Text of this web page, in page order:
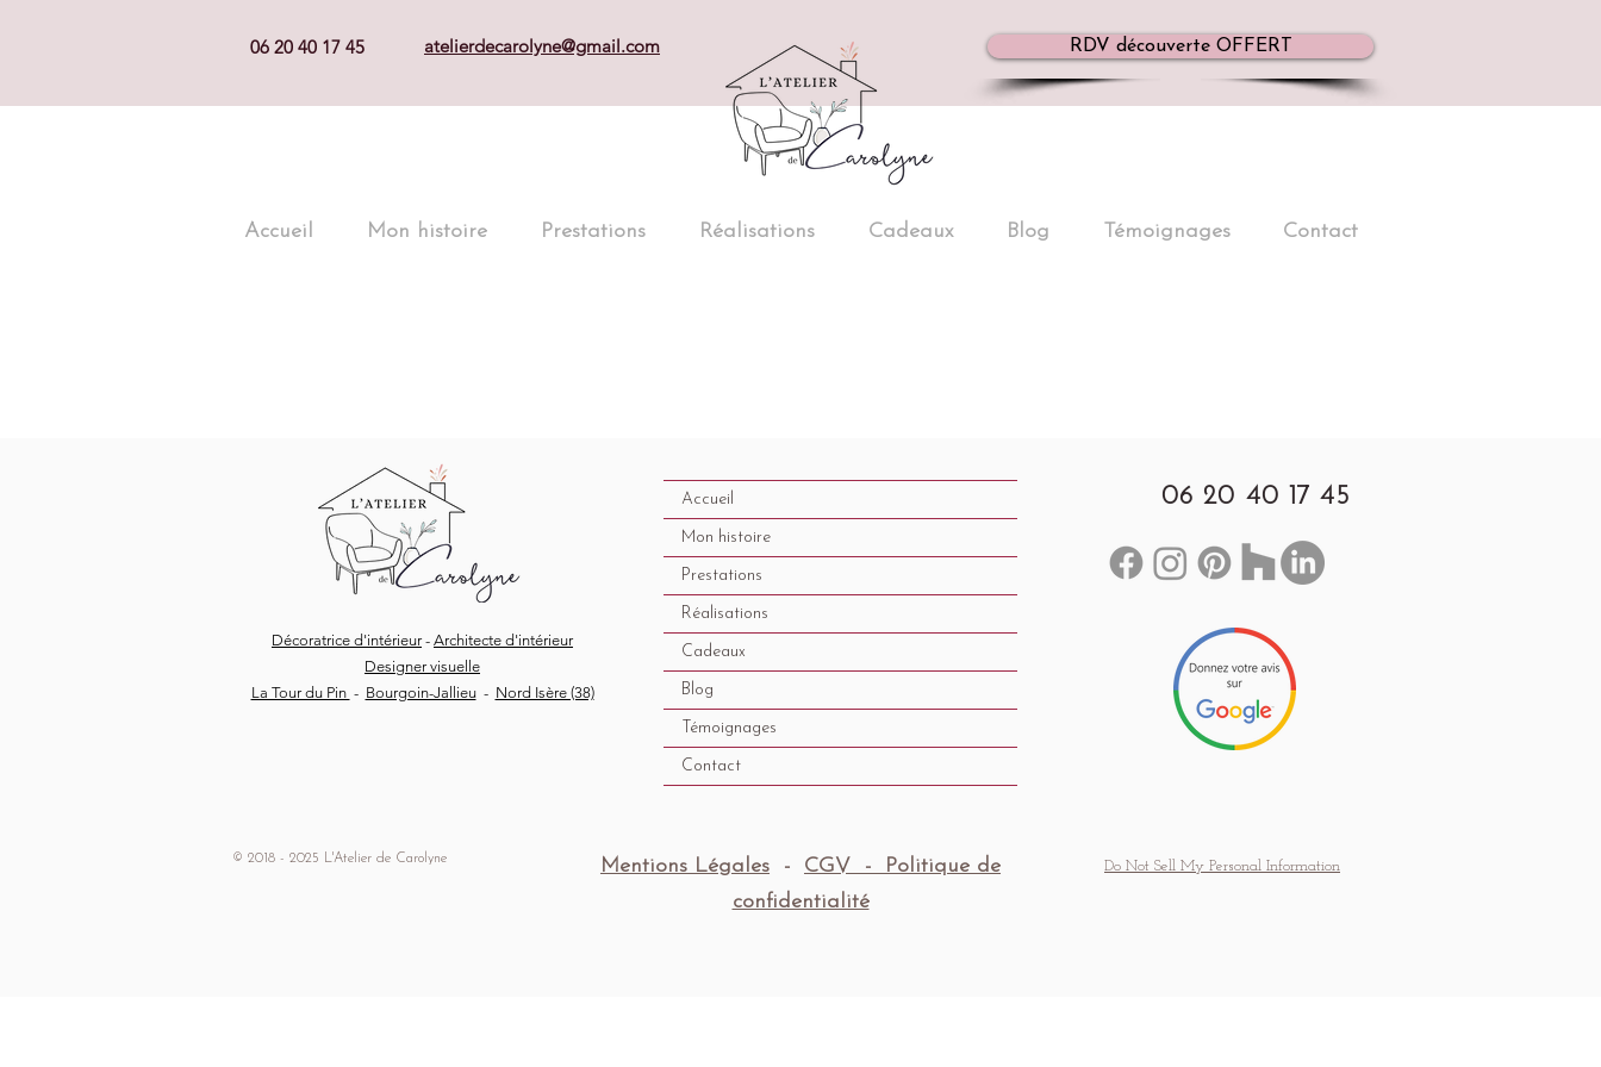
06 20 40 17 45 atelierdecarolyne@gmail.com RDV découverte OFFERT
Accueil Mon histoire Prestations Réalisations Cadeaux Blog Témoignages Contact
Décoratrice d'intérieur- Architecte d'intérieur
Designer visuelle
La Tour du Pin - Bourgoin-Jallieu- Nord Isère (38)
Accueil
Mon histoire
Prestations
Réalisations
Cadeaux
Blog
Témoignages
Contact
06 20 40 17 45
Mentions Légales - CGV -
Politique de
confidentialité
© 2018 - 2025 L'Atelier de Carolyne Do Not Sell My Personal Information